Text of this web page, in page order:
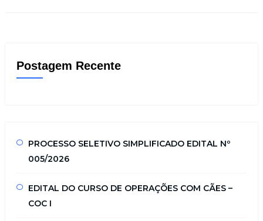
Postagem Recente
PROCESSO SELETIVO SIMPLIFICADO EDITAL Nº
005/2026
EDITAL DO CURSO DE OPERAÇÕES COM CÃES –
COC I